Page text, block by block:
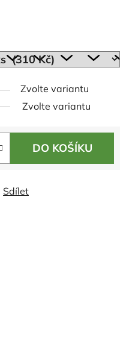
Zvolte variantu
Zvolte variantu
DO KOŠÍKU
Sdílet